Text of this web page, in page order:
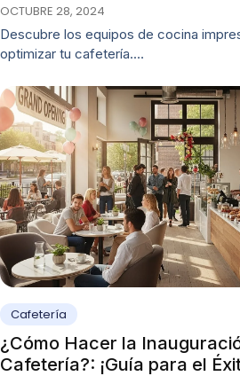
OCTUBRE 28, 2024
Descubre los equipos de cocina
optimizar tu cafetería.…
Cafetería
¿Cómo Hacer la
Cafetería?: ¡Guía para el